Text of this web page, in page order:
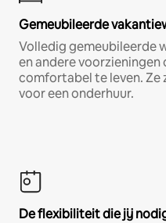
Gemeubileerde
Volledig gemeubileerde
en andere voorzieningen
comfortabel te leven.
voor een onderhuur.
De flexibiliteit die jij